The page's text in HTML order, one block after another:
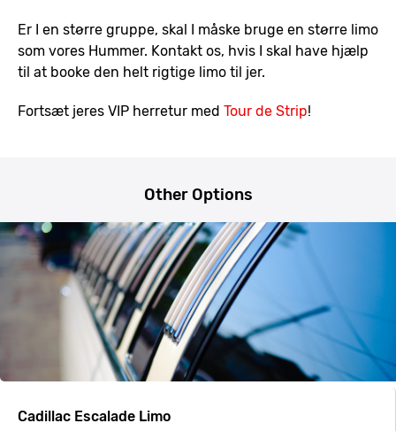
Er I en større gruppe, skal I måske bruge en større limo
som vores Hummer. Kontakt os, hvis I skal have hjælp
til at booke den helt rigtige limo til jer.
Fortsæt jeres VIP herretur med Tour de Strip!
Other Options
Cadillac Escalade Limo